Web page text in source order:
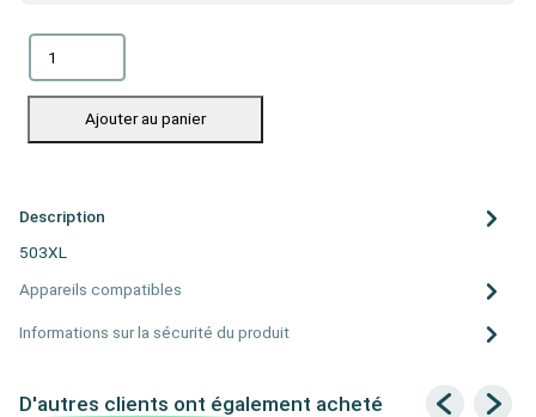
Ajouter au panier
Description
503XL
Appareils compatibles
Informations sur la sécurité du produit
D'autres clients ont également acheté